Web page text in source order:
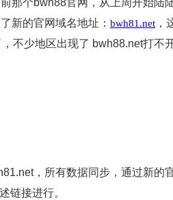
那个bwh88官网，从上周开始陆
新的官网域名地址： bwh81.net ，
不少地区出现了 bwh88.net打不
，所有数据同步，通过新的
链接进行。